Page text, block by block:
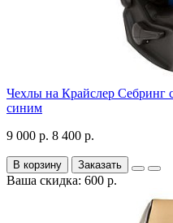
Чехлы на Крайслер Себринг
синим
9 000 р. 8 400 р.
В корзину Заказать
Ваша скидка: 600 р.